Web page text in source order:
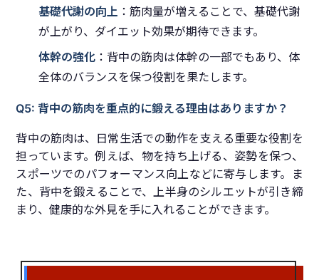
基礎代謝の向上 ：筋肉量が増えることで、基礎代謝
が上がり、ダイエット効果が期待できます。
体幹の強化 ：背中の筋肉は体幹の一部でもあり、体
全体のバランスを保つ役割を果たします。
Q5: 背中の筋肉を重点的に鍛える理由はありますか？
背中の筋肉は、日常生活での動作を支える重要な役割を
担っています。例えば、物を持ち上げる、姿勢を保つ、
スポーツでのパフォーマンス向上などに寄与します。ま
た、背中を鍛えることで、上半身のシルエットが引き締
まり、健康的な外見を手に入れることができます。